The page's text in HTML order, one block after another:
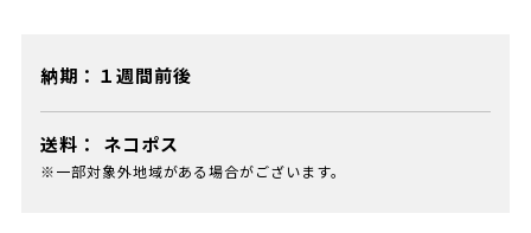
納期：１週間前後
送料： ネコポス
※一部対象外地域がある場合がございます。